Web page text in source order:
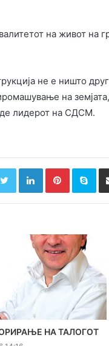
на живот на
не е ништо
на
лидерот на СДСМ.
TwitterLinkedInPinterest
НА ТАЛОГОТ